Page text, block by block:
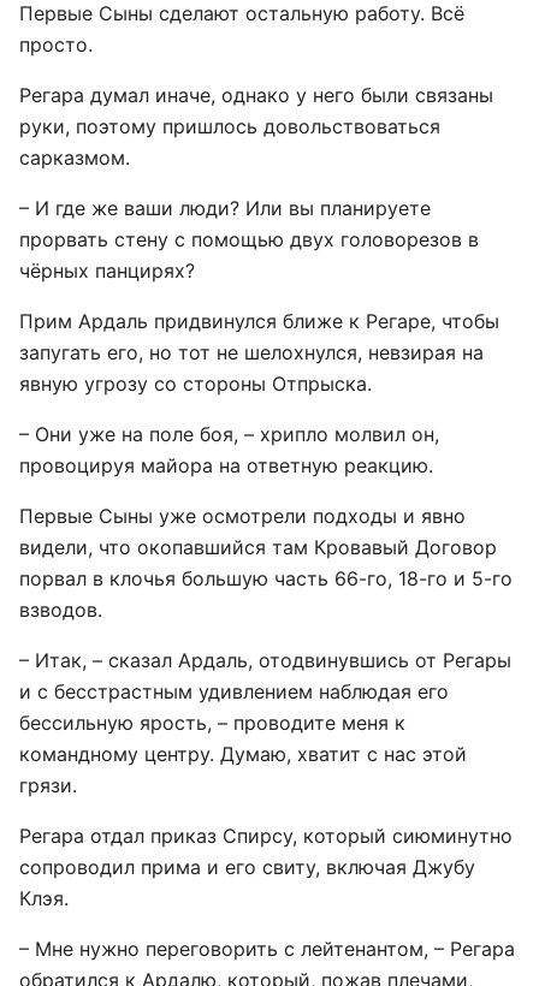
Первые Сыны сделают остальную работу. Всё
просто.
Регара думал иначе, однако у него были связаны
руки, поэтому пришлось довольствоваться
сарказмом.
– И где же ваши люди? Или вы планируете
прорвать стену с помощью двух головорезов в
чёрных панцирях?
Прим Ардаль придвинулся ближе к Регаре, чтобы
запугать его, но тот не шелохнулся, невзирая на
явную угрозу со стороны Отпрыска.
– Они уже на поле боя, – хрипло молвил он,
провоцируя майора на ответную реакцию.
Первые Сыны уже осмотрели подходы и явно
видели, что окопавшийся там Кровавый Договор
порвал в клочья большую часть 66-го, 18-го и 5-го
взводов.
– Итак, – сказал Ардаль, отодвинувшись от Регары
и с бесстрастным удивлением наблюдая его
бессильную ярость, – проводите меня к
командному центру. Думаю, хватит с нас этой
грязи.
Регара отдал приказ Спирсу, который сиюминутно
сопроводил прима и его свиту, включая Джубу
Клэя.
– Мне нужно переговорить с лейтенантом, – Регара
обратился к Ардалю, который, пожав плечами,